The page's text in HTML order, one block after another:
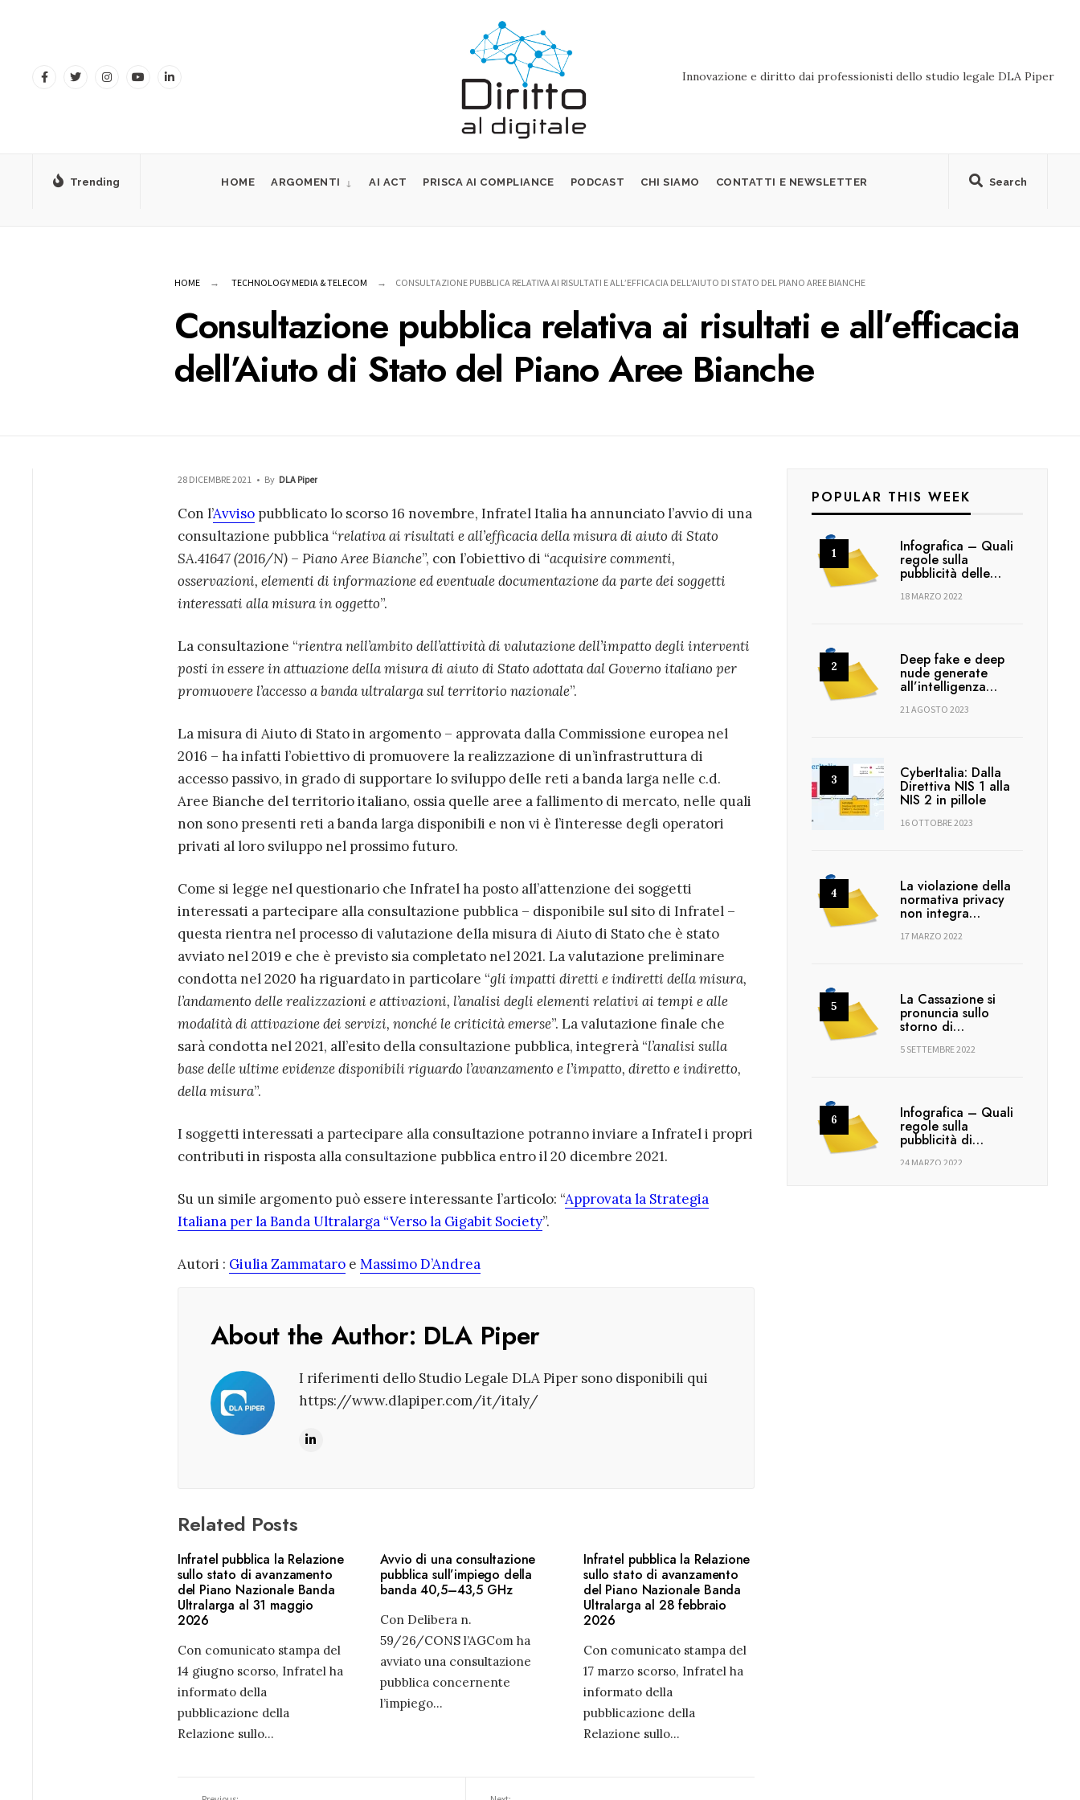
Innovazione e diritto dai professionisti dello studio legale DLA Piper
Trending Search
HOME ARGOMENTI AI ACT PRISCA AI COMPLIANCE PODCAST CHI SIAMO CONTATTI E NEWSLETTER
HOME TECHNOLOGY MEDIA & TELECOM CONSULTAZIONE PUBBLICA RELATIVA AI RISULTATI E ALL’EFFICACIA DELL’AIUTO DI STATO DEL PIANO AREE BIANCHE
Consultazione pubblica relativa ai risultati e all’efficacia
dell’Aiuto di Stato del Piano Aree Bianche
28 DICEMBRE 2021 • By DLA Piper
Con l’Avvisopubblicato lo scorso 16 novembre, Infratel Italia ha annunciato l’avvio di una
consultazione pubblica “relativa ai risultati e all’efficacia della misura di aiuto di Stato
SA.41647 (2016/N) – Piano Aree Bianche”, con l’obiettivo di “acquisire commenti,
osservazioni, elementi di informazione ed eventuale documentazione da parte dei soggetti
interessati alla misura in oggetto”.
La consultazione “rientra nell’ambito dell’attività di valutazione dell’impatto degli interventi
posti in essere in attuazione della misura di aiuto di Stato adottata dal Governo italiano per
promuovere l’accesso a banda ultralarga sul territorio nazionale”.
La misura di Aiuto di Stato in argomento – approvata dalla Commissione europea nel
2016 – ha infatti l’obiettivo di promuovere la realizzazione di un’infrastruttura di
accesso passivo, in grado di supportare lo sviluppo delle reti a banda larga nelle c.d.
Aree Bianche del territorio italiano, ossia quelle aree a fallimento di mercato, nelle quali
non sono presenti reti a banda larga disponibili e non vi è l’interesse degli operatori
privati al loro sviluppo nel prossimo futuro.
Come si legge nel questionario che Infratel ha posto all’attenzione dei soggetti
interessati a partecipare alla consultazione pubblica – disponibile sul sito di Infratel –
questa rientra nel processo di valutazione della misura di Aiuto di Stato che è stato
avviato nel 2019 e che è previsto sia completato nel 2021. La valutazione preliminare
condotta nel 2020 ha riguardato in particolare “gli impatti diretti e indiretti della misura,
l’andamento delle realizzazioni e attivazioni, l’analisi degli elementi relativi ai tempi e alle
modalità di attivazione dei servizi, nonché le criticità emerse”. La valutazione finale che
sarà condotta nel 2021, all’esito della consultazione pubblica, integrerà “l’analisi sulla
base delle ultime evidenze disponibili riguardo l’avanzamento e l’impatto, diretto e indiretto,
della misura”.
I soggetti interessati a partecipare alla consultazione potranno inviare a Infratel i propri
contributi in risposta alla consultazione pubblica entro il 20 dicembre 2021.
Su un simile argomento può essere interessante l’articolo: “Approvata la Strategia
Italiana per la Banda Ultralarga “Verso la Gigabit Society”.
Autori : Giulia Zammataroe Massimo D’Andrea
About the Author: DLA Piper
I riferimenti dello Studio Legale DLA Piper sono disponibili qui
https://www.dlapiper.com/it/italy/
Related Posts
Infratel pubblica la Relazione
sullo stato di avanzamento
del Piano Nazionale Banda
Ultralarga al 31 maggio
2026
Con comunicato stampa del
14 giugno scorso, Infratel ha
informato della
pubblicazione della
Relazione sullo...
Avvio di una consultazione
pubblica sull’impiego della
banda 40,5–43,5 GHz
Con Delibera n.
59/26/CONS l’AGCom ha
avviato una consultazione
pubblica concernente
l’impiego...
Infratel pubblica la Relazione
sullo stato di avanzamento
del Piano Nazionale Banda
Ultralarga al 28 febbraio
2026
Con comunicato stampa del
17 marzo scorso, Infratel ha
informato della
pubblicazione della
Relazione sullo...
POPULAR THIS WEEK
Infografica – Quali
regole sulla
pubblicità delle…
18 MARZO 2022
Deep fake e deep
nude generate
all’intelligenza…
21 AGOSTO 2023
CyberItalia: Dalla
Direttiva NIS 1 alla
NIS 2 in pillole
16 OTTOBRE 2023
La violazione della
normativa privacy
non integra…
17 MARZO 2022
La Cassazione si
pronuncia sullo
storno di…
5 SETTEMBRE 2022
Infografica – Quali
regole sulla
pubblicità di…
24 MARZO 2022